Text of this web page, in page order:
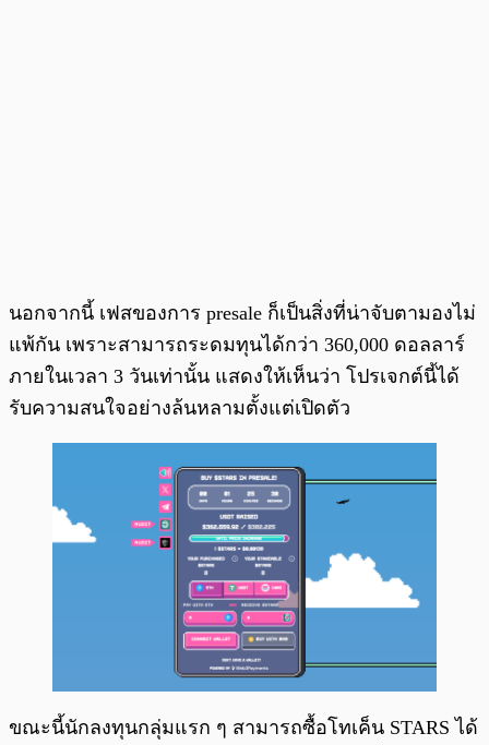
นอกจากนี้ เฟสของการ presale ก็เป็นสิ่งที่น่าจับตามองไม่
แพ้กัน เพราะสามารถระดมทุนได้กว่า 360,000 ดอลลาร์
ภายในเวลา 3 วันเท่านั้น แสดงให้เห็นว่า โปรเจกต์นี้ได้
รับความสนใจอย่างล้นหลามตั้งแต่เปิดตัว
ขณะนี้นักลงทุนกลุ่มแรก ๆ สามารถซื้อโทเค็น STARS ได้